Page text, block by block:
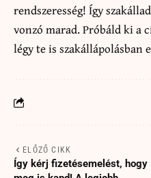
rendszeresség! Így
vonzó marad. Próbáld ki a
légy te is szakállápolásban
ELŐZŐ CIKK
Így kérj fizetésemelést, hogy